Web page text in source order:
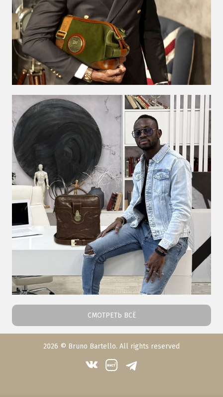
СМОТРЕТЬ ВСЁ
2026 © Bruno Bartello. All rights reserved